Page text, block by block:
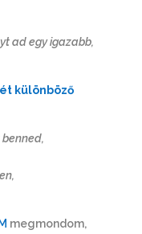
ad egy igazabb,
különböző
megmondom,